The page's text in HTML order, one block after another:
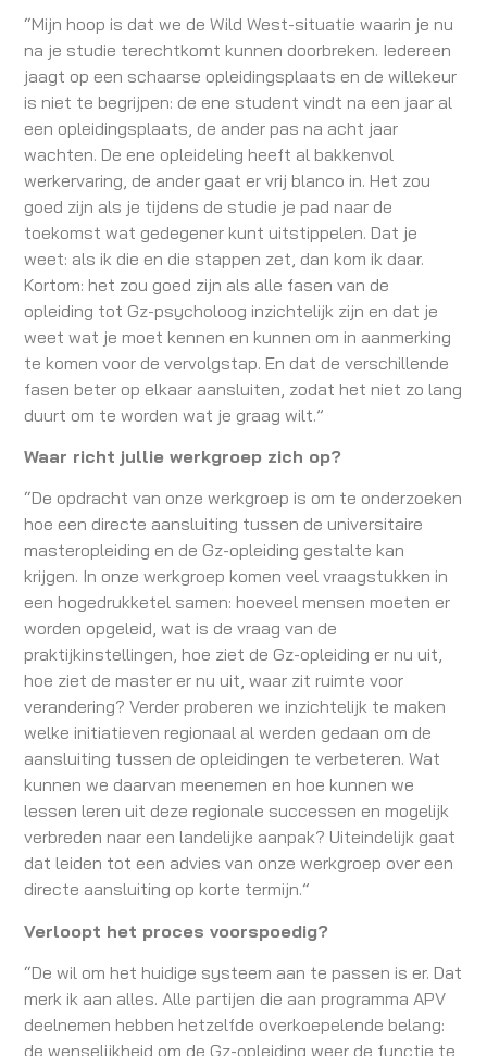
“Mijn hoop is dat we de Wild West-situatie waarin je nu
na je studie terechtkomt kunnen doorbreken. Iedereen
jaagt op een schaarse opleidingsplaats en de willekeur
is niet te begrijpen: de ene student vindt na een jaar al
een opleidingsplaats, de ander pas na acht jaar
wachten. De ene opleideling heeft al bakkenvol
werkervaring, de ander gaat er vrij blanco in. Het zou
goed zijn als je tijdens de studie je pad naar de
toekomst wat gedegener kunt uitstippelen. Dat je
weet: als ik die en die stappen zet, dan kom ik daar.
Kortom: het zou goed zijn als alle fasen van de
opleiding tot Gz-psycholoog inzichtelijk zijn en dat je
weet wat je moet kennen en kunnen om in aanmerking
te komen voor de vervolgstap. En dat de verschillende
fasen beter op elkaar aansluiten, zodat het niet zo lang
duurt om te worden wat je graag wilt.”
Waar richt jullie werkgroep zich op?
“De opdracht van onze werkgroep is om te onderzoeken
hoe een directe aansluiting tussen de universitaire
masteropleiding en de Gz-opleiding gestalte kan
krijgen. In onze werkgroep komen veel vraagstukken in
een hogedrukketel samen: hoeveel mensen moeten er
worden opgeleid, wat is de vraag van de
praktijkinstellingen, hoe ziet de Gz-opleiding er nu uit,
hoe ziet de master er nu uit, waar zit ruimte voor
verandering? Verder proberen we inzichtelijk te maken
welke initiatieven regionaal al werden gedaan om de
aansluiting tussen de opleidingen te verbeteren. Wat
kunnen we daarvan meenemen en hoe kunnen we
lessen leren uit deze regionale successen en mogelijk
verbreden naar een landelijke aanpak? Uiteindelijk gaat
dat leiden tot een advies van onze werkgroep over een
directe aansluiting op korte termijn.”
Verloopt het proces voorspoedig?
“De wil om het huidige systeem aan te passen is er. Dat
merk ik aan alles. Alle partijen die aan programma APV
deelnemen hebben hetzelfde overkoepelende belang:
de wenselijkheid om de Gz-opleiding weer de functie te